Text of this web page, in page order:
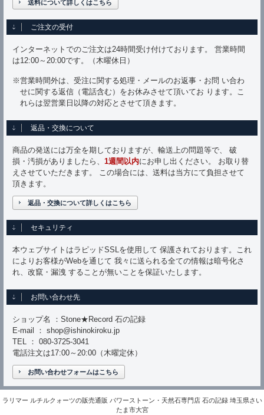
送料について詳しくはこちら
ご注文の受付
インターネットでのご注文は24時間受け付けております。 営業時間
は12:00～20:00です。（木曜休日）
※営業時間外は、受注に関する処理・メールのお返事・お問 い合わ
せに関する返信（電話含む）をお休みさせて頂いてお ります。こ
れらは翌営業日以降の対応とさせて頂きます。
返品・交換について
商品の発送には万全を期しておりますが、輸送上の問題等で、 破
損・汚損がありましたら、 1週間以内にお申し出ください。 お取り替
えさせていただきます。 この場合には、送料は当方にて負担させて
頂きます。
返品・交換について詳しくはこちら
セキュリティ
本ウェブサイトはラピッドSSLを使用して 保護されております。これ
によりお客様がWebを通じて 我々に送られる全ての情報は暗号化さ
れ、改竄・漏洩 することが無いことを保証いたします。
お問い合わせ先
ショップ名 ：Stone★Record 石の記録
E-mail ： shop@ishinokiroku.jp
TEL ： 080-3725-3041
電話注文は17:00～20:00（木曜定休）
お問い合わせフォームはこちら
ラリマー ルチルクォーツの販売通販 パワーストーン・天然石専門店 石の記録 埼玉県さい
たま市大宮